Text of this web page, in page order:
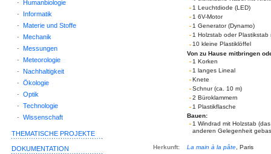
1 Leuchtdiode (LED)
1 6V-Motor
1 Generator (Dynamo)
1 Holzstab oder Plastikstab
10 kleine Plastiklöffel
Von zu Hause mitbringen
1 Korken
1 langes Lineal
Knete
Schnur (ca. 10 m)
2 Büroklammern
1 Plastikflasche
Bauen:
1 Windrad mit Holzstab
anderen Gelegenheit
Herkunft: La main à la pâte , Paris
- Humanbiologie
-
Informatik
- Materie und Stoffe
- Mechanik
- Messungen
- Meteorologie
- Nachhaltigkeit
- Ökologie
- Optik
- Technologie
- Wissenschaft
THEMATISCHE PROJEKTE
DOKUMENTATION